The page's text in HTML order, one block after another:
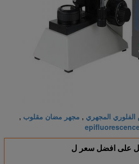
المجهري , مجهر مضان مقلوب ,
على افضل سعر ل